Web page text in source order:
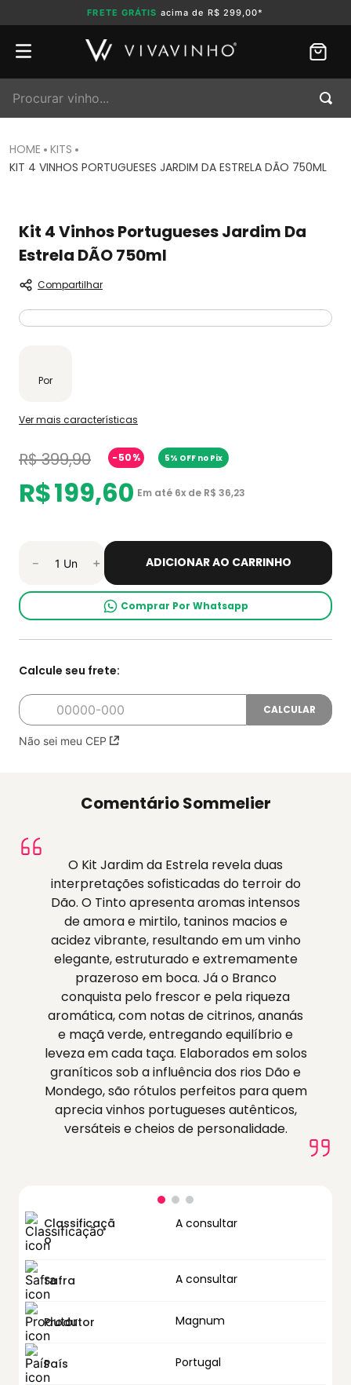
FRETE GRÁTIS acima de R$ 299,00*
KITS
KIT 4 VINHOS PORTUGUESES JARDIM DA ESTRELA DÃO 750ML
Kit 4 Vinhos Portugueses Jardim Da
Estrela DÃO 750ml
Compartilhar
Por
Ver mais características
R$399,90 -50% 5% OFF no Pix
R$199,60 Em até 6x de R$ 36,23
＋
－ ADICIONAR AO CARRINHO
Comprar Por Whatsapp
Não sei meu CEP
Classificaçã
o
A consultar
Safra A consultar
Produtor Magnum
País Portugal
Comentário Sommelier
O Kit Jardim da Estrela revela duas
interpretações sofisticadas do terroir do
Dão. O Tinto apresenta aromas intensos
de amora e mirtilo, taninos macios e
acidez vibrante, resultando em um vinho
elegante, estruturado e extremamente
prazeroso em boca. Já o Branco
conquista pelo frescor e pela riqueza
aromática, com notas de citrinos, ananás
e maçã verde, entregando equilíbrio e
leveza em cada taça. Elaborados em solos
graníticos sob a influência dos rios Dão e
Mondego, são rótulos perfeitos para quem
aprecia vinhos portugueses autênticos,
versáteis e cheios de personalidade.